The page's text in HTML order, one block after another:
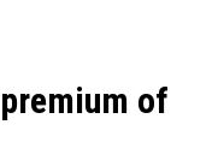
of